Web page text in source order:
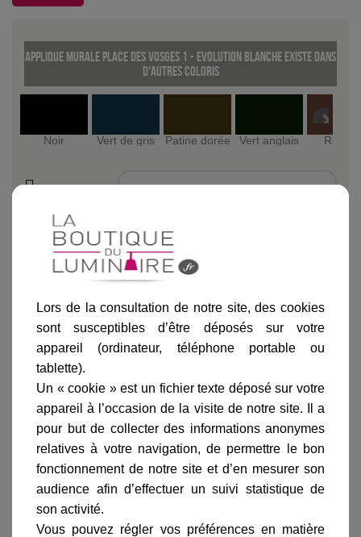
Applique murale Place des Vosges 1 - Evolution Blanche existe dans
d'autres coloris
Noir Vert de gris Patine dorée Vert anglais Rouille
Ajouter au panier
Informations produit
marque
gamme complète
avis clients
Lors de la consultation de notre site, des cookies
sont susceptibles d’être déposés sur votre
appareil (ordinateur, téléphone portable ou
tablette).
Un « cookie » est un fichier texte déposé sur votre
appareil à l’occasion de la visite de notre site. Il a
pour but de collecter des informations anonymes
relatives à votre navigation, de permettre le bon
fonctionnement de notre site et d’en mesurer son
audience afin d’effectuer un suivi statistique de
son activité.
Vous pouvez régler vos préférences en matière